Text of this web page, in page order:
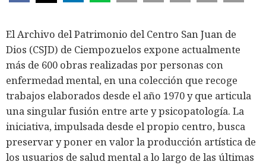
El Archivo del Patrimonio del Centro San Juan de
Dios (CSJD) de Ciempozuelos expone actualmente
más de 600 obras realizadas por personas con
enfermedad mental, en una colección que recoge
trabajos elaborados desde el año 1970 y que articula
una singular fusión entre arte y psicopatología. La
iniciativa, impulsada desde el propio centro, busca
preservar y poner en valor la producción artística de
los usuarios de salud mental a lo largo de las últimas